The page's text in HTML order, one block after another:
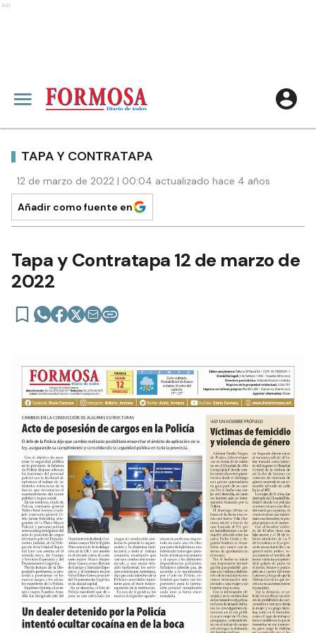
Ads
TAPA Y CONTRATAPA
12 de marzo de 2022 | 00:04 actualizado hace 4 años
Añadir como fuente en
Tapa y Contratapa 12 de marzo de
2022